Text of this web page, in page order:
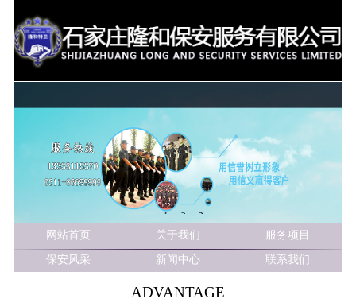
1 2
3
网站首页
关于我们 服务项目
保安风采 新闻中心 联系我们
ADVANTAGE